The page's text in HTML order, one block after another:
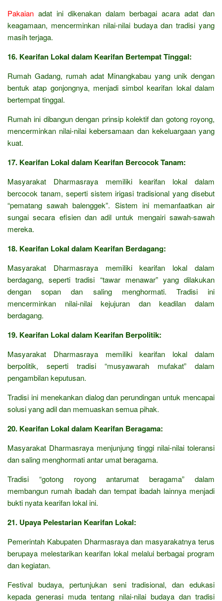
Pakaian adat ini dikenakan dalam berbagai acara adat dan
keagamaan, mencerminkan nilai-nilai budaya dan tradisi yang
masih terjaga.
16. Kearifan Lokal dalam Kearifan Bertempat Tinggal:
Rumah Gadang, rumah adat Minangkabau yang unik dengan
bentuk atap gonjongnya, menjadi simbol kearifan lokal dalam
bertempat tinggal.
Rumah ini dibangun dengan prinsip kolektif dan gotong royong,
mencerminkan nilai-nilai kebersamaan dan kekeluargaan yang
kuat.
17. Kearifan Lokal dalam Kearifan Bercocok Tanam:
Masyarakat Dharmasraya memiliki kearifan lokal dalam
bercocok tanam, seperti sistem irigasi tradisional yang disebut
“pematang sawah balenggek”. Sistem ini memanfaatkan air
sungai secara efisien dan adil untuk mengairi sawah-sawah
mereka.
18. Kearifan Lokal dalam Kearifan Berdagang:
Masyarakat Dharmasraya memiliki kearifan lokal dalam
berdagang, seperti tradisi “tawar menawar” yang dilakukan
dengan sopan dan saling menghormati. Tradisi ini
mencerminkan nilai-nilai kejujuran dan keadilan dalam
berdagang.
19. Kearifan Lokal dalam Kearifan Berpolitik:
Masyarakat Dharmasraya memiliki kearifan lokal dalam
berpolitik, seperti tradisi “musyawarah mufakat” dalam
pengambilan keputusan.
Tradisi ini menekankan dialog dan perundingan untuk mencapai
solusi yang adil dan memuaskan semua pihak.
20. Kearifan Lokal dalam Kearifan Beragama:
Masyarakat Dharmasraya menjunjung tinggi nilai-nilai toleransi
dan saling menghormati antar umat beragama.
Tradisi “gotong royong antarumat beragama” dalam
membangun rumah ibadah dan tempat ibadah lainnya menjadi
bukti nyata kearifan lokal ini.
21. Upaya Pelestarian Kearifan Lokal:
Pemerintah Kabupaten Dharmasraya dan masyarakatnya terus
berupaya melestarikan kearifan lokal melalui berbagai program
dan kegiatan.
Festival budaya, pertunjukan seni tradisional, dan edukasi
kepada generasi muda tentang nilai-nilai budaya dan tradisi